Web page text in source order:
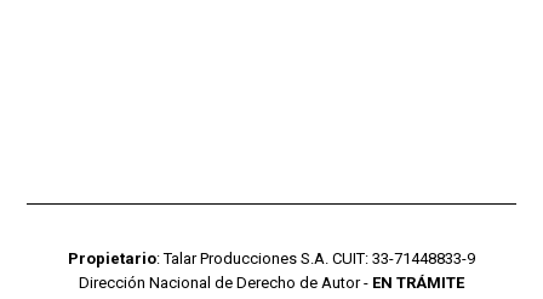
Propietario: Talar Producciones S.A. CUIT: 33-71448833-9
Dirección Nacional de Derecho de Autor - EN TRÁMITE